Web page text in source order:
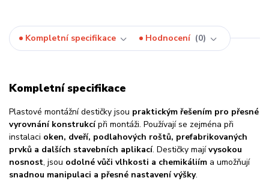
Kompletní specifikace Hodnocení 0
Kompletní specifikace
Plastové montážní destičky jsou praktickým řešením pro přesné
vyrovnání konstrukcípři montáži. Používají se zejména při
instalaci oken, dveří, podlahových roštů, prefabrikovaných
prvků a dalších stavebních aplikací. Destičky majívysokou
nosnost, jsou odolné vůči vlhkosti a chemikáliím a umožňují
snadnou manipulaci a přesné nastavení výšky.